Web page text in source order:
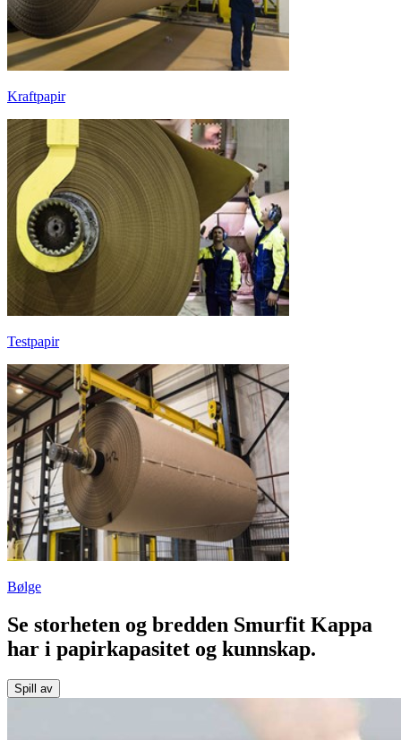
Kraftpapir
Testpapir
Bølge
Se storheten og bredden Smurfit Kappa
har i papirkapasitet og kunnskap.
Spill av